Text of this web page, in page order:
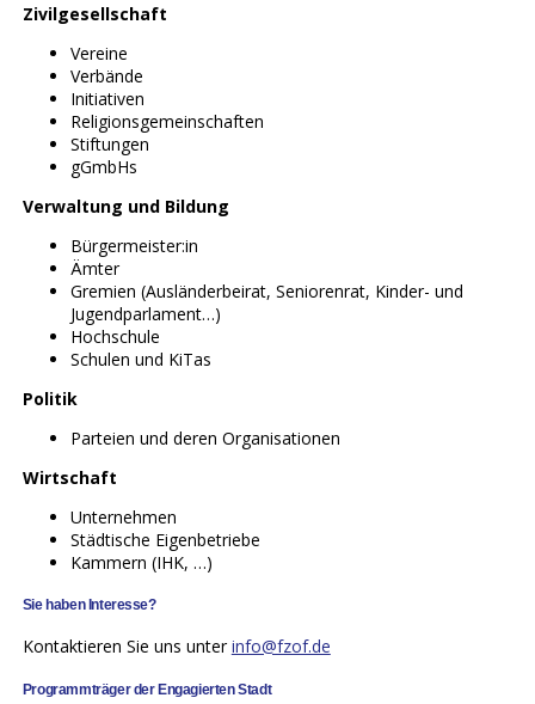
Zivilgesellschaft
Vereine
Verbände
Initiativen
Religionsgemeinschaften
Stiftungen
gGmbHs
Verwaltung und Bildung
Bürgermeister:in
Ämter
Gremien (Ausländerbeirat, Seniorenrat, Kinder- und
Jugendparlament…)
Hochschule
Schulen und KiTas
Politik
Parteien und deren Organisationen
Wirtschaft
Unternehmen
Städtische Eigenbetriebe
Kammern (IHK, …)
Sie haben Interesse?
Kontaktieren Sie uns unterinfo@fzof.de
Programmträger der Engagierten Stadt